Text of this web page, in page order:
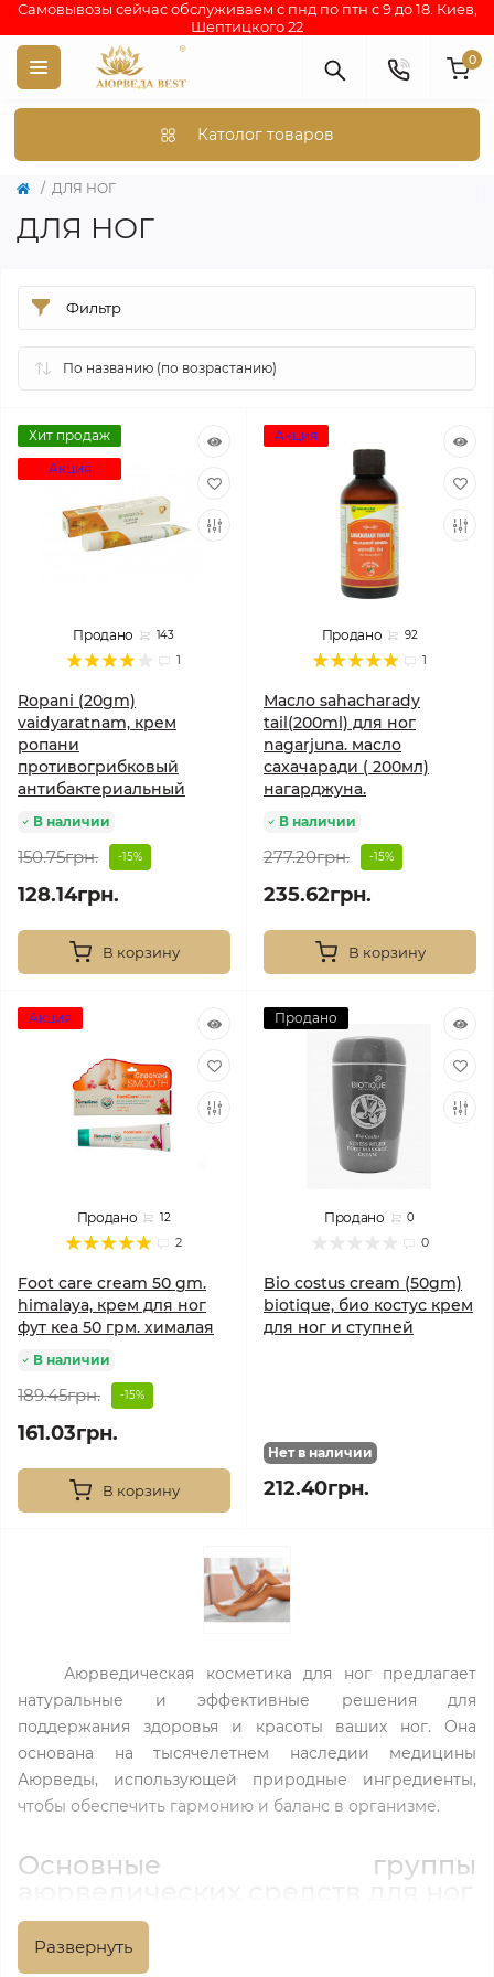
Самовывозы сейчас обслуживаем с пнд по птн с 9 до 18. Киев,
Шептицкого 22
0
Католог товаров
ДЛЯ НОГ
ДЛЯ НОГ
Фильтр
Хит продаж
Акция
1
Продано 143
Ropani (20gm)
vaidyaratnam, крем
ропани
противогрибковый
антибактериальный
В наличии
150.75грн. -15%
128.14грн.
В корзину
Акция
1
Продано 92
Масло sahacharady
tail(200ml) для ног
nagarjuna. масло
сахачаради ( 200мл)
нагарджуна.
В наличии
277.20грн. -15%
235.62грн.
В корзину
Акция
2
Продано 12
Foot care cream 50 gm.
himalaya, крем для ног
фут кеа 50 грм. хималая
В наличии
189.45грн. -15%
161.03грн.
В корзину
Продано
0
Продано 0
Bio costus cream (50gm)
biotique, био костус крем
для ног и ступней
Нет в наличии
212.40грн.
Аюрведическая косметика для ног предлагает
натуральные и эффективные решения для
поддержания здоровья и красоты ваших ног. Она
основана на тысячелетнем наследии медицины
Аюрведы, использующей природные ингредиенты,
чтобы обеспечить гармонию и баланс в организме.
Основные группы
Кремы и лосьоны.
увлажнения, смягчения и питания кожи ног. Они
Развернуть